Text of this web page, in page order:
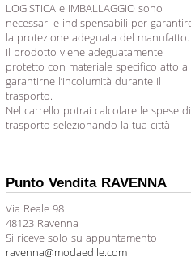
LOGISTICA e IMBALLAGGIO sono
necessari e indispensabili per
la protezione adeguata del manufatto.
Il prodotto viene adeguatamente
protetto con materiale specifico atto a
garantirne l’incolumità durante il
trasporto.
Nel carrello potrai calcolare le spese di
trasporto selezionando la tua città
Punto Vendita RAVENNA
Via Reale 98
48123 Ravenna
Si riceve solo su appuntamento
ravenna@modaedile.com